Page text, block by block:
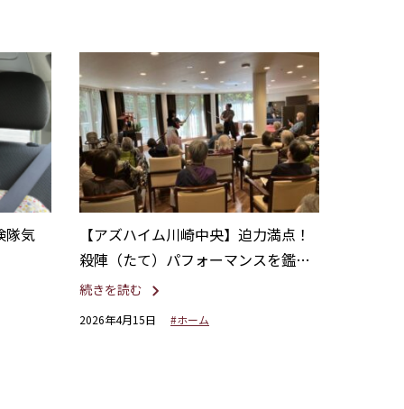
隊気
【アズハイム川崎中央】迫力満点！
殺陣（たて）パフォーマンスを鑑賞
しました。
続きを読む
2026年4月15日 #ホーム